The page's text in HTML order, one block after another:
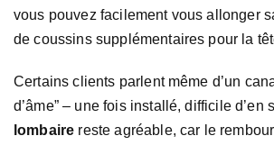
vous pouvez facilement vous allonger
de coussins supplémentaires pour la
Certains clients parlent même d’un
d’âme” – une fois installé, difficile d’en
lombaire reste agréable, car le